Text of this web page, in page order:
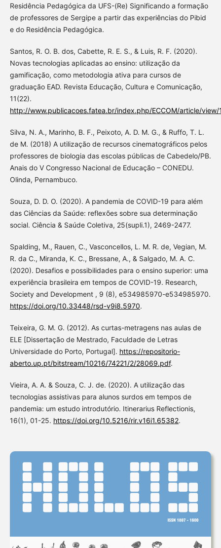
Residência Pedagógica da UFS-(Re) Significando a formação
de professores de Sergipe a partir das experiências do Pibid
e do Residência Pedagógica.
Santos, R. O. B. dos, Cabette, R. E. S., & Luis, R. F. (2020).
Novas tecnologias aplicadas ao ensino: utilização da
gamificação, como metodologia ativa para cursos de
graduação EAD. Revista Educação, Cultura e Comunicação,
11(22).
http://www.publicacoes.fatea.br/index.php/ECCOM/article/view/
Silva, N. A., Marinho, B. F., Peixoto, A. D. M. G., & Ruffo, T. L.
de M. (2018) A utilização de recursos cinematográficos pelos
professores de biologia das escolas públicas de Cabedelo/PB.
Anais do V Congresso Nacional de Educação – CONEDU.
Olinda, Pernambuco.
Souza, D. D. O. (2020). A pandemia de COVID-19 para além
das Ciências da Saúde: reflexões sobre sua determinação
social. Ciência & Saúde Coletiva, 25(supli.1), 2469-2477.
Spalding, M., Rauen, C., Vasconcellos, L. M. R. de, Vegian, M.
R. da C., Miranda, K. C., Bressane, A., & Salgado, M. A. C.
(2020). Desafios e possibilidades para o ensino superior: uma
experiência brasileira em tempos de COVID-19. Research,
Society and Development , 9 (8), e534985970-e534985970.
https://doi.org/10.33448/rsd-v9i8.5970.
Teixeira, G. M. G. (2012). As curtas-metragens nas aulas de
ELE [Dissertação de Mestrado, Faculdade de Letras
Universidade do Porto, Portugal]. https://repositorio-
aberto.up.pt/bitstream/10216/74221/2/28069.pdf.
Vieira, A. A. & Souza, C. J. de. (2020). A utilização das
tecnologias assistivas para alunos surdos em tempos de
pandemia: um estudo introdutório. Itinerarius Reflectionis,
16(1), 01-25. https://doi.org/10.5216/rir.v16i1.65382.